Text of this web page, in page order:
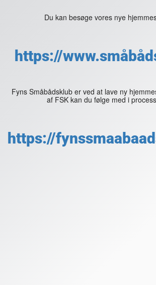
Du kan besøge vores nye
https://
Fyns Småbådsklub er ved at lave ny
af FSK kan du følge med i
https://